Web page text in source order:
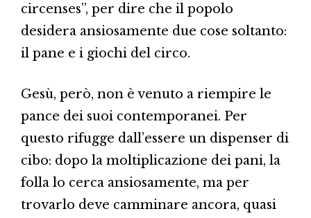
circenses”, per dire che il popolo
desidera ansiosamente due cose soltanto:
il pane e i giochi del circo.
Gesù, però, non è venuto a riempire le
pance dei suoi contemporanei. Per
questo rifugge dall’essere un dispenser di
cibo: dopo la moltiplicazione dei pani, la
folla lo cerca ansiosamente, ma per
trovarlo deve camminare ancora, quasi